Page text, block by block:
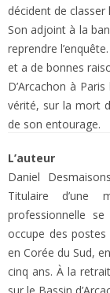
décident de classer
Son adjoint à la
reprendre
et a de bonnes
D’Arcachon à
vérité, sur la mort
de son entourage.
L’auteur
Daniel
Titulaire d’une
professionnelle
occupe des postes
en Corée du Sud,
cinq ans. À la